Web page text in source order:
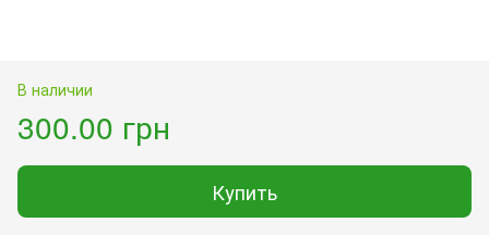
В наличии
300.00 грн
Купить